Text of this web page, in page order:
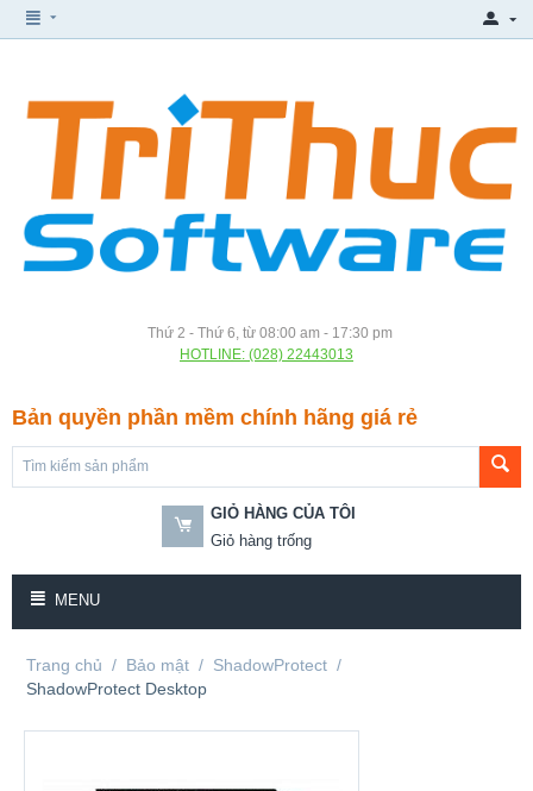
Thứ 2 - Thứ 6, từ 08:00 am - 17:30 pm
HOTLINE: (028) 22443013
Bản quyền phần mềm chính hãng giá rẻ
GIỎ HÀNG CỦA TÔI
Giỏ hàng trống
MENU
Trang chủ / Bảo mật / ShadowProtect /
ShadowProtect Desktop